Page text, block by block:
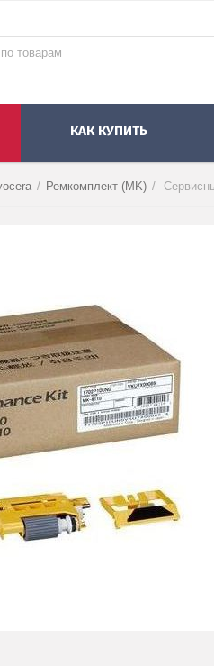
КАК КУПИТЬ
/ Ремкомплект (MK) /